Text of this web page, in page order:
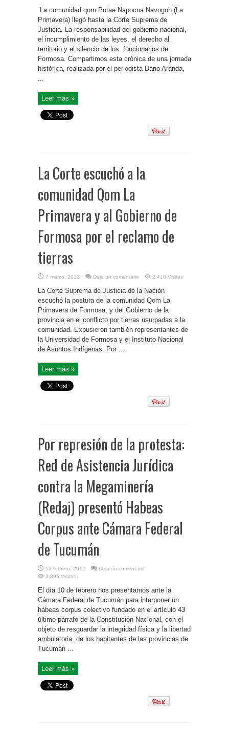
La comunidad qom Potae Napocna Navogoh (La
Primavera) llegó hasta la Corte Suprema de
Justicia. La responsabilidad del gobierno nacional,
el incumplimiento de las leyes, el derecho al
territorio y el silencio de los funcionarios de
Formosa. Compartimos esta crónica de una jornada
histórica, realizada por el periodista Dario Aranda,
Leer más »
La Corte escuchó a la
comunidad Qom La
Primavera y al Gobierno de
Formosa por el reclamo de
tierras
7 marzo, 2012 Deja un comentario 2,410 Visitas
La Corte Suprema de Justicia de la Nación
escuchó la postura de la comunidad Qom La
Primavera de Formosa, y del Gobierno de la
provincia en el conflicto por tierras usurpadas a la
comunidad. Expusieron también representantes de
la Universidad de Formosa y el Instituto Nacional
de Asuntos Indígenas. Por ...
Leer más »
Por represión de la protesta:
Red de Asistencia Jurídica
contra la Megaminería
(Redaj) presentó Habeas
Corpus ante Cámara Federal
de Tucumán
13 febrero, 2012
Deja un comentario
2,895 Visitas
El día 10 de febrero nos presentamos ante la
Cámara Federal de Tucumán para interponer un
hábeas corpus colectivo fundado en el artículo 43
último párrafo de la Constitución Nacional, con el
objeto de resguardar la integridad física y la libertad
ambulatoria de los habitantes de las provincias de
Tucumán ...
Leer más »